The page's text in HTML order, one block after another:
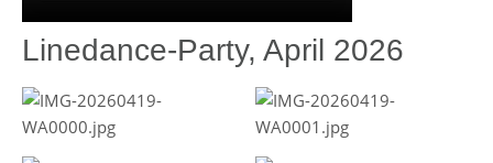
Linedance-Party, April 2026